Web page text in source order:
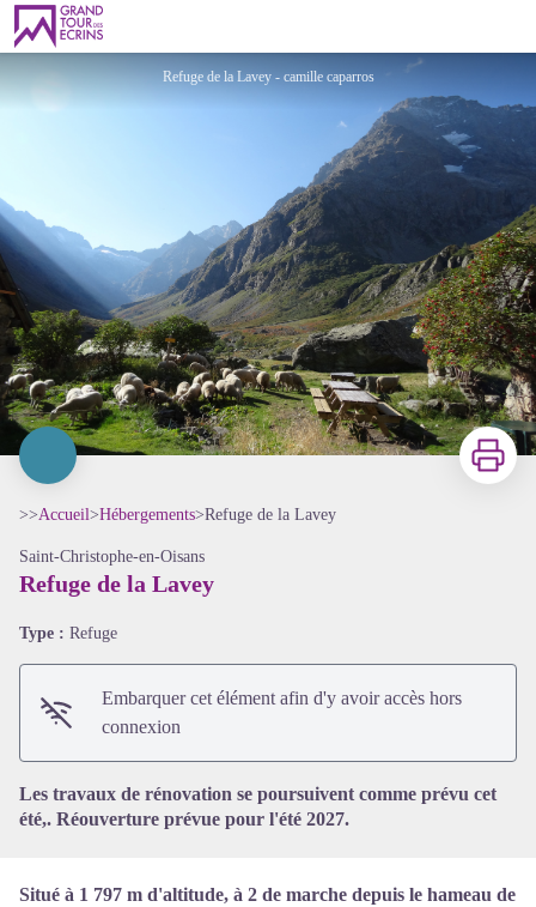
Refuge de la Lavey
Refuge de la Lavey - camille caparros
Voir l'image en plein écran
Imprimer
>>Accueil>Hébergements>Refuge de la Lavey
Saint-Christophe-en-Oisans
Refuge de la Lavey
Type : Refuge
Embarquer cet élément afin d'y avoir accès hors
connexion
Les travaux de rénovation se poursuivent comme prévu cet
été,. Réouverture prévue pour l'été 2027.
Situé à 1 797 m d'altitude, à 2 de marche depuis le hameau de